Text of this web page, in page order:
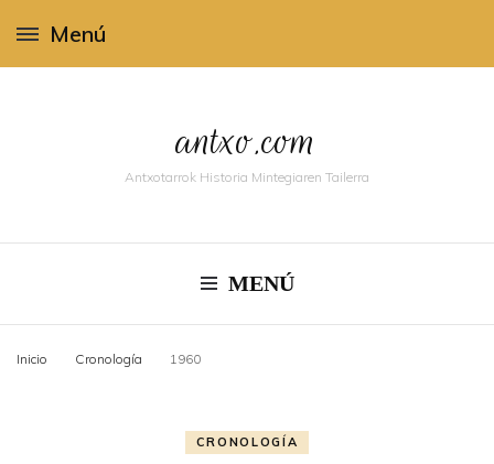
Menú
antxo.com
Antxotarrok Historia Mintegiaren Tailerra
MENÚ
Inicio Cronologí­a 1960
CRONOLOGÍ­A